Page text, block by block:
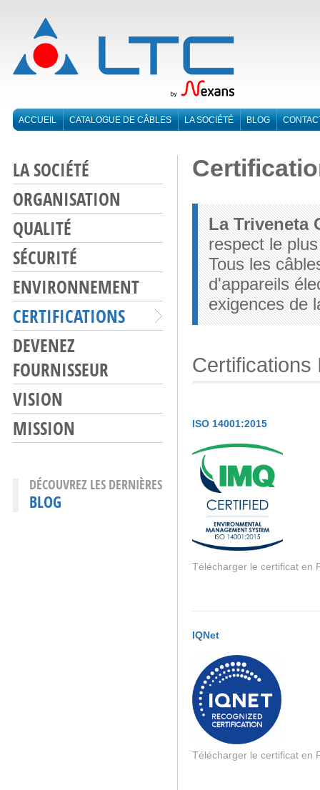
ACCUEIL CATALOGUE DE CÂBLES LA SOCIÉTÉ BLOG
LA SOCIÉTÉ
ORGANISATION
QUALITÉ
SÉCURITÉ
ENVIRONNEMENT
CERTIFICATIONS
DEVENEZ
FOURNISSEUR
VISION
MISSION
DÉCOUVREZ LES DERNIÈRES
BLOG
La Triveneta
respect le
Tous les
d'appareils
exigences de
Certifications
ISO 14001:2015
Télécharger le certificat en
IQNet
Télécharger le certificat en